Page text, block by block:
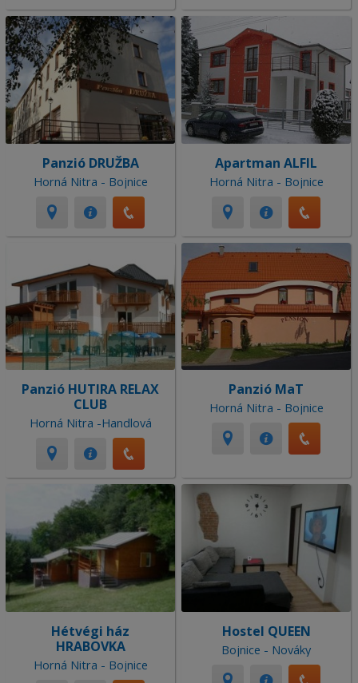
Panzió DRUŽBA
Horná Nitra - Bojnice
Apartman ALFIL
Horná Nitra - Bojnice
Panzió HUTIRA RELAX
CLUB
Horná Nitra -Handlová
Panzió MaT
Horná Nitra - Bojnice
Hétvégi ház
HRABOVKA
Horná Nitra - Bojnice
Hostel QUEEN
Bojnice - Nováky